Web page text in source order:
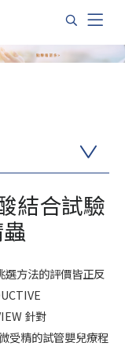
結合試驗
選方法的評價皆正反
針對
受精的試管嬰兒療程